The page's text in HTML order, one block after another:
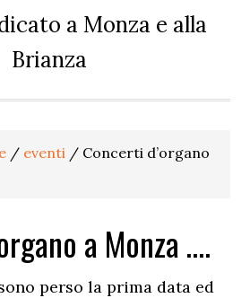
a Monza e alla
Brianza
/ eventi / Concerti d’organo
a Monza ….
perso la prima data ed